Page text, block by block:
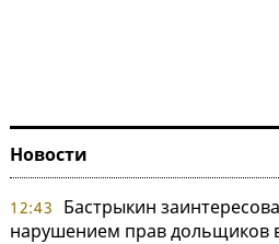
Новости
12:43
Бастрыкин
нарушением прав дольщиков